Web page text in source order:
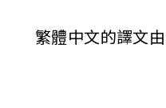
繁體中文的譯文由